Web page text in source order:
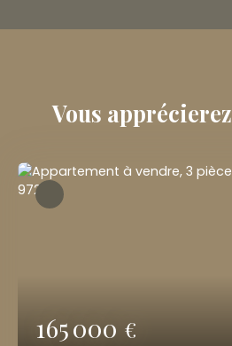
Vous apprécierez
165 000 €